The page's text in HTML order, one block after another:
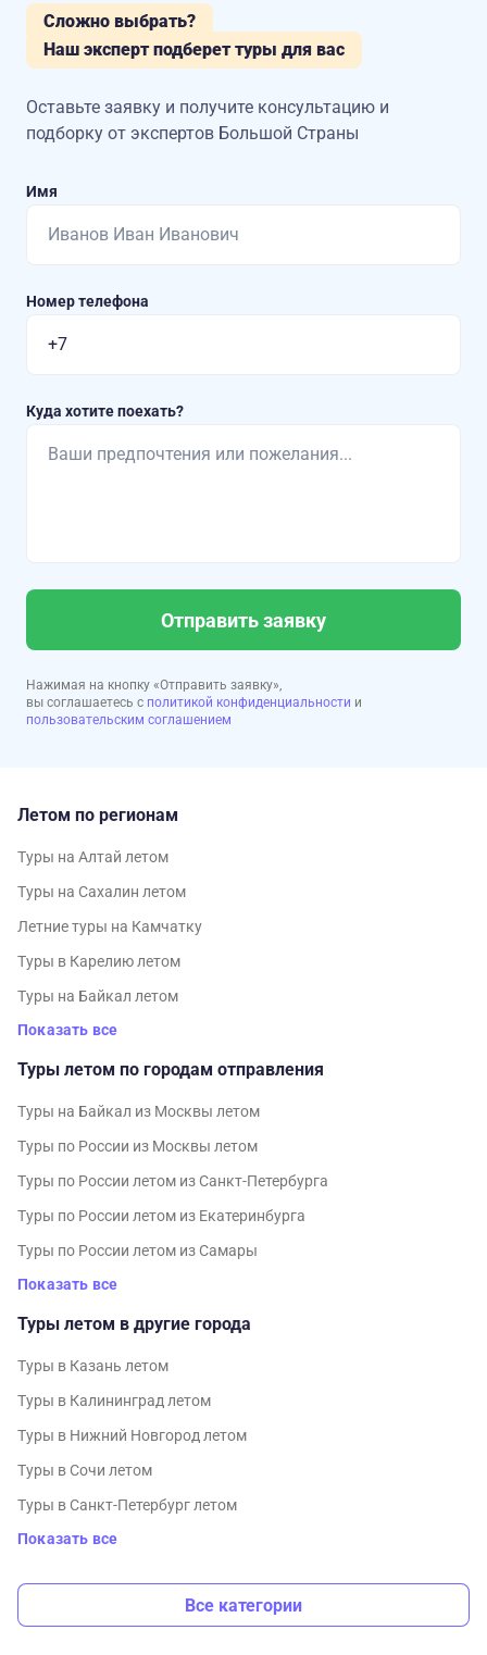
Сложно выбрать?
Наш эксперт подберет туры для вас
Оставьте заявку и получите консультацию и
подборку от экспертов Большой Страны
Имя
Номер телефона
Куда хотите поехать?
Отправить заявку
Нажимая на кнопку «Отправить заявку»,
вы соглашаетесь с политикой конфиденциальности и
пользовательским соглашением
Летом по регионам
Туры на Алтай летом
Туры на Сахалин летом
Летние туры на Камчатку
Туры в Карелию летом
Туры на Байкал летом
Показать все
Туры летом по городам отправления
Туры на Байкал из Москвы летом
Туры по России из Москвы летом
Туры по России летом из Санкт-Петербурга
Туры по России летом из Екатеринбурга
Туры по России летом из Самары
Показать все
Туры летом в другие города
Туры в Казань летом
Туры в Калининград летом
Туры в Нижний Новгород летом
Туры в Сочи летом
Туры в Санкт-Петербург летом
Показать все
Все категории